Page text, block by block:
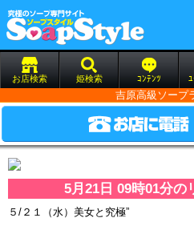
お店検索 姫検索 ｺﾝﾃﾝﾂ
吉原高級ソープ
5月21日 09時01分の
５/２１（水）美女と究極”